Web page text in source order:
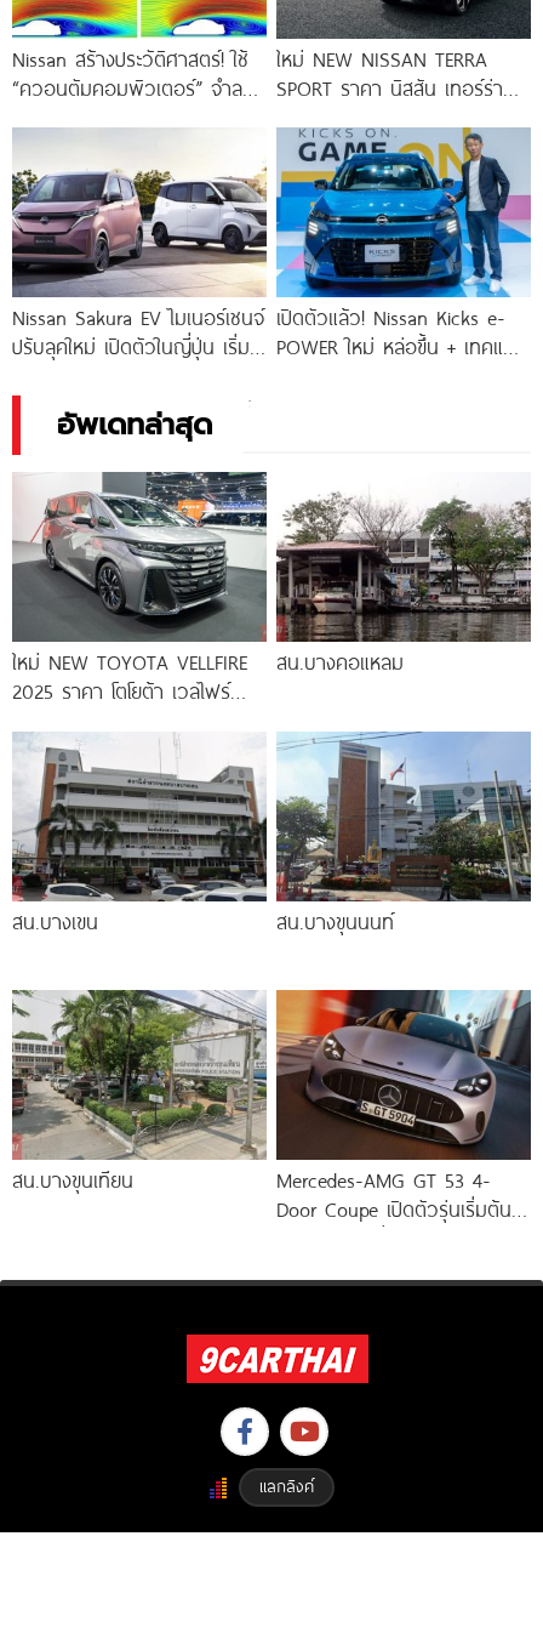
Nissan สร้างประวัติศาสตร์! ใช้
“ควอนตัมคอมพิวเตอร์” จำลอง
ครั้งแรกของโลก
ใหม่ NEW NISSAN TERRA
SPORT ราคา นิสสัน เทอร์ร่า
Nissan Sakura EV ไมเนอร์เชนจ์
ปรับลุคใหม่ เปิดตัวในญี่ปุ่น เริ่ม
เปิดตัวแล้ว! Nissan Kicks e-
POWER ใหม่ หล่อขึ้น + เทคแน่น
อัพเดทล่าสุด
ใหม่ NEW TOYOTA VELLFIRE
2025 ราคา โตโยต้า เวลไฟร์
สน.บางคอแหลม
สน.บางเขน สน.บางขุนนนท์
สน.บางขุนเทียน
Mercedes-AMG GT 53 4-
Door Coupe เปิดตัวรุ่นเริ่มต้น
แลกลิงค์